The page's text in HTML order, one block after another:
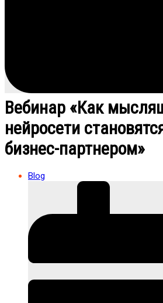
Вебинар «Как
нейросети
бизнес-партнером»
Blog